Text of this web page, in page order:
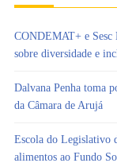
CONDEMAT+ e Sesc
sobre diversidade e
Dalvana Penha toma
da Câmara de Arujá
Escola do Legislativo
alimentos ao Fundo